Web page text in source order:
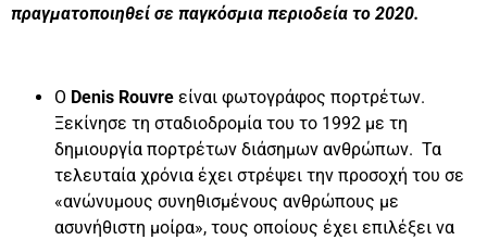
πραγματοποιηθεί σε παγκόσμια περιοδεία το 2020.
Ο Denis Rouvre είναι φωτογράφος πορτρέτων.
Ξεκίνησε τη σταδιοδρομία του το 1992 με τη
δημιουργία πορτρέτων διάσημων ανθρώπων. Τα
τελευταία χρόνια έχει στρέψει την προσοχή του σε
«ανώνυμους συνηθισμένους ανθρώπους με
ασυνήθιστη μοίρα», τους οποίους έχει επιλέξει να